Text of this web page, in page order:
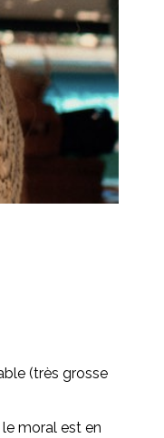
(très grosse
moral est en